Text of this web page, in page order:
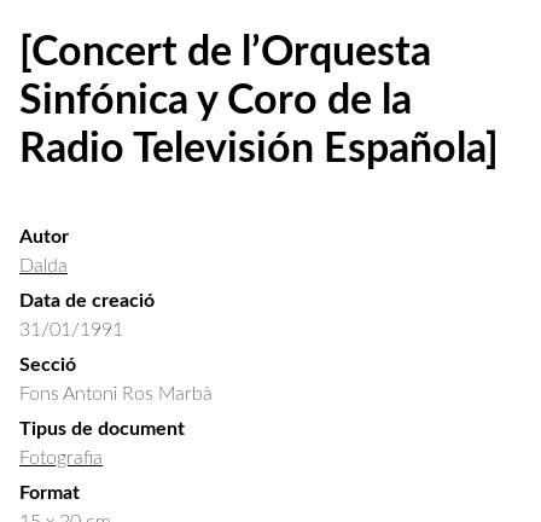
[Concert de l’Orquesta
Sinfónica y Coro de la
Radio Televisión Española]
Autor
Dalda
Data de creació
31/01/1991
Secció
Fons Antoni Ros Marbà
Tipus de document
Fotografia
Format